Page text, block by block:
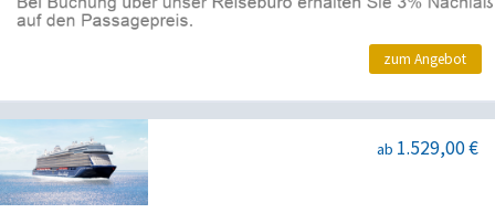
zum Angebot
ab 1.529,00 €